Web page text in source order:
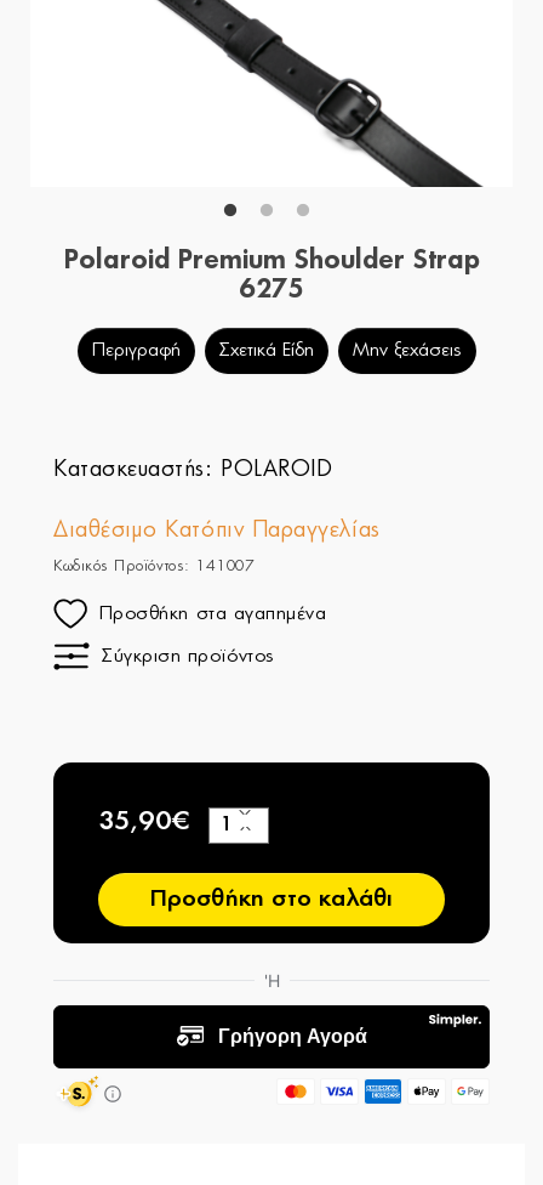
Polaroid Premium Shoulder Strap
6275
Περιγραφή Σχετικά Είδη Μην ξεχάσεις
Κατασκευαστής: POLAROID
Διαθέσιμο Κατόπιν Παραγγελίας
Κωδικός Προϊόντος: 141007
Προσθήκη στα αγαπημένα
Σύγκριση προϊόντος
35,90€
−
+
Προσθήκη στο καλάθι